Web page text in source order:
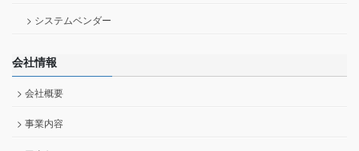
> システムベンダー
会社情報
> 会社概要
> 事業内容